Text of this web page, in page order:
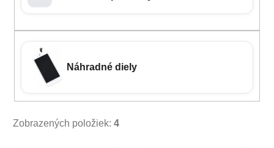
Náhradné diely
Zobrazených položiek: 4